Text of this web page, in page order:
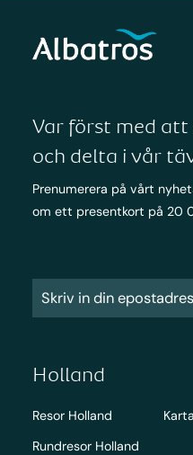
Var först med
och delta i vår
Prenumerera på vårt
om ett presentkort på 20
Holland
Resor Holland
Rundresor Holland